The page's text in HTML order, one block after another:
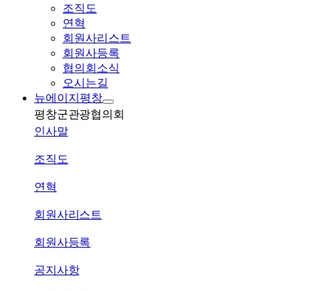
조직도
연혁
회원사리스트
회원사등록
협의회소식
오시는길
뉴에이지평창
평창군관광협의회
인사말
조직도
연혁
회원사리스트
회원사등록
공지사항